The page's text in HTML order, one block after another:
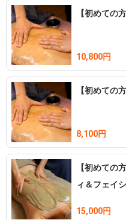
【初めての
10,800円
【初めての
8,100円
【初めての
ィ＆フェイ
15,000円